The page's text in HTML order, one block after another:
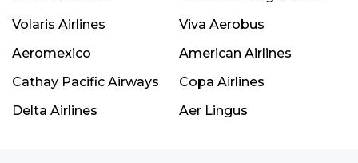
Volaris Airlines
Viva Aerobus
Aeromexico
American Airlines
Cathay Pacific Airways
Copa Airlines
Delta Airlines
Aer Lingus